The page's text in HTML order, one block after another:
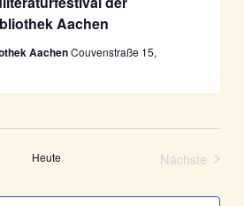
Aachen
AachenCouvenstraße 15,
Heute
Nächste